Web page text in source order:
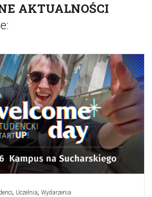
AKTUALNOŚCI
, Uczelnia, Wydarzenia